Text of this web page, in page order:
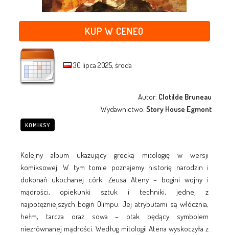
KUP W CENEO
30 lipca 2025, środa
Autor: Clotilde Bruneau
Wydawnictwo:Story House Egmont
KOMIKSY
Kolejny album ukazujący grecką mitologię w wersji
komiksowej. W tym tomie poznajemy historię narodzin i
dokonań ukochanej córki Zeusa Ateny – bogini wojny i
mądrości, opiekunki sztuk i techniki, jednej z
najpotężniejszych bogiń Olimpu. Jej atrybutami są włócznia,
hełm, tarcza oraz sowa – ptak będący symbolem
niezrównanej mądrości. Według mitologii Atena wyskoczyła z